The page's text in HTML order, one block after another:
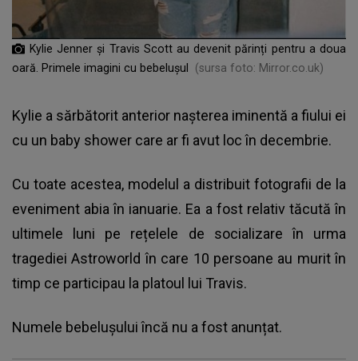
Kylie Jenner și Travis Scott au devenit părinți pentru a doua
oară. Primele imagini cu bebelușul
(sursa foto: Mirror.co.uk)
Kylie a sărbătorit anterior nașterea iminentă a fiului ei
cu un baby shower care ar fi avut loc în decembrie.
Cu toate acestea, modelul a distribuit fotografii de la
eveniment abia în ianuarie. Ea a fost relativ tăcută în
ultimele luni pe rețelele de socializare în urma
tragediei Astroworld în care 10 persoane au murit în
timp ce participau la platoul lui Travis.
Numele bebelușului încă nu a fost anunțat.